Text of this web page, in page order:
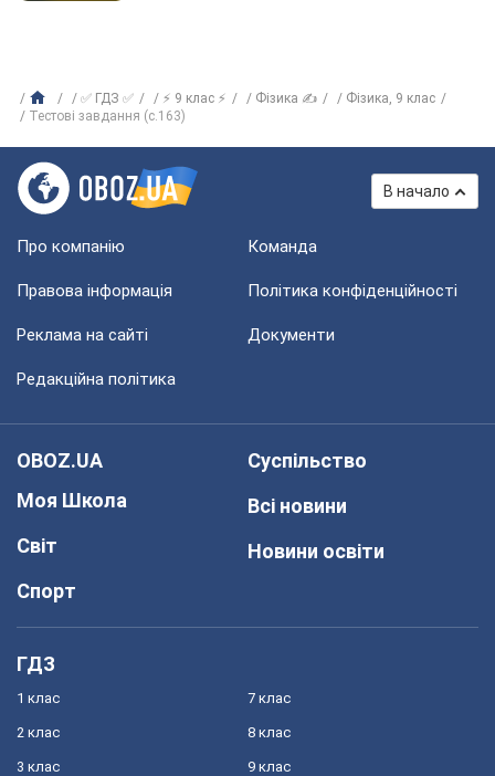
✅ ГДЗ ✅ ⚡ 9 клас ⚡ Фізика ✍
Фізика, 9 клас
Тестові завдання (с.163)
В начало
Про компанію Команда
Правова інформація Політика конфіденційності
Реклама на сайті Документи
Редакційна політика
OBOZ.UA
Моя Школа
Світ
Спорт
Суспільство
Всі новини
Новини освіти
ГДЗ
1 клас
2 клас
3 клас
7 клас
8 клас
9 клас